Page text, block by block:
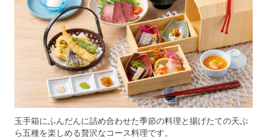
玉手箱にふんだんに詰め合わせた季節の料理と揚げたての天ぷ
ら五種を楽しめる贅沢なコース料理です。